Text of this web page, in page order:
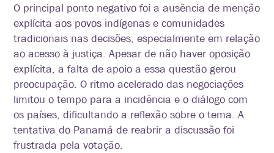
O principal ponto negativo foi a ausência de menção
explícita aos povos indígenas e comunidades
tradicionais nas decisões, especialmente em relação
ao acesso à justiça. Apesar de não haver oposição
explícita, a falta de apoio a essa questão gerou
preocupação. O ritmo acelerado das negociações
limitou o tempo para a incidência e o diálogo com
os países, dificultando a reflexão sobre o tema. A
tentativa do Panamá de reabrir a discussão foi
frustrada pela votação.